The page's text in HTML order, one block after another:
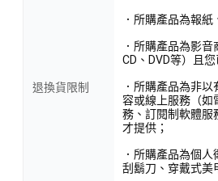
退換貨限制
．所購產品為報紙
．所購產品為影
CD、DVD等）且您
．所購產品為非
容或線上服務（如
務、訂閱制軟體服
才提供；
．所購產品為個人
刮鬍刀、穿戴式美